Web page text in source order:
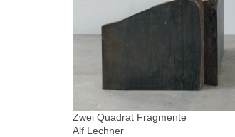
Zwei Quadrat Fragmente
Alf Lechner